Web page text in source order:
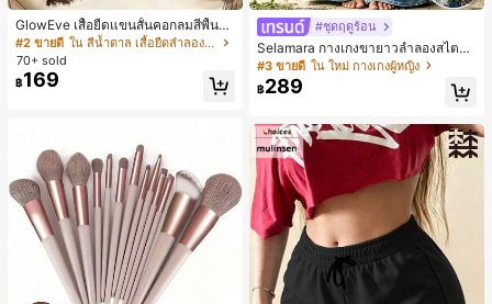
GlowEve เสื้อยืดแขนสั้นคอกลมสีพื้นลำ
ลองอเนกประสงค์สำหรับผู้หญิง
#2 ขายดี
ใน สีน้ำตาล เสื้อยืดลำลองพื้นฐาน
70+ sold
฿169
#ชุดฤดูร้อน
Selamara กางเกงขายาวลำลองสไตล์โ
บฮีเมียนสำหรับพักผ่อน สีกากี ผิวสัมผัส
มีเท็กซ์เจอร์ เอวสูงทรงหลวม เอวยางยืด
พร้อมเชือกรูด ทรงขาตรงทิ้งตัว ขากว้า
ดินทาง
#3 ขายดี ใน ใหม่ กางเกงผู้หญิง
฿289